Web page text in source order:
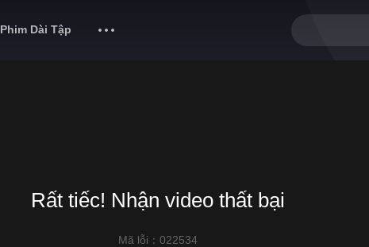
Phim Dài Tập
Rất tiếc! Nhận video thất bại
Mã lỗi：022534